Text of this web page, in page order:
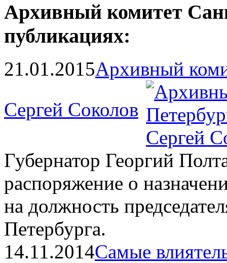
Архивный комитет
публикациях:
21.01.2015Архивный
Сергей Соколов
Губернатор Георгий
распоряжение о
на должность
Петербурга.
14.11.2014Самые